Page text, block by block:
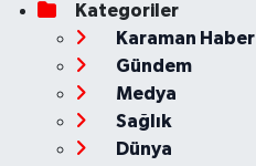
Kategoriler
Karaman Haber
Gündem
Medya
Sağlık
Dünya